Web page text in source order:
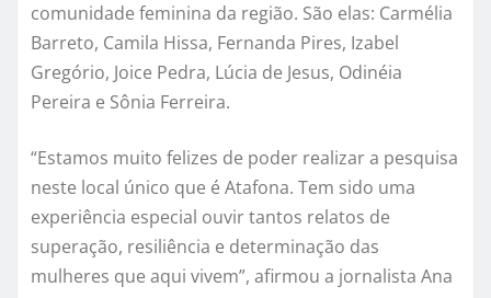
comunidade feminina da região. São elas: Carmélia
Barreto, Camila Hissa, Fernanda Pires, Izabel
Gregório, Joice Pedra, Lúcia de Jesus, Odinéia
Pereira e Sônia Ferreira.
“Estamos muito felizes de poder realizar a pesquisa
neste local único que é Atafona. Tem sido uma
experiência especial ouvir tantos relatos de
superação, resiliência e determinação das
mulheres que aqui vivem”, afirmou a jornalista Ana